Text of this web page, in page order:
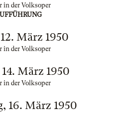
in der Volksoper
März 1950
in der Volksoper
März 1950
in der Volksoper
16. März 1950